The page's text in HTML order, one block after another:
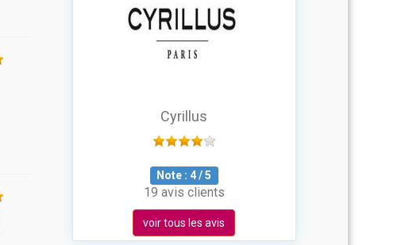
Cyrillus
Note : 4/5
19 avis clients
voir tous les avis